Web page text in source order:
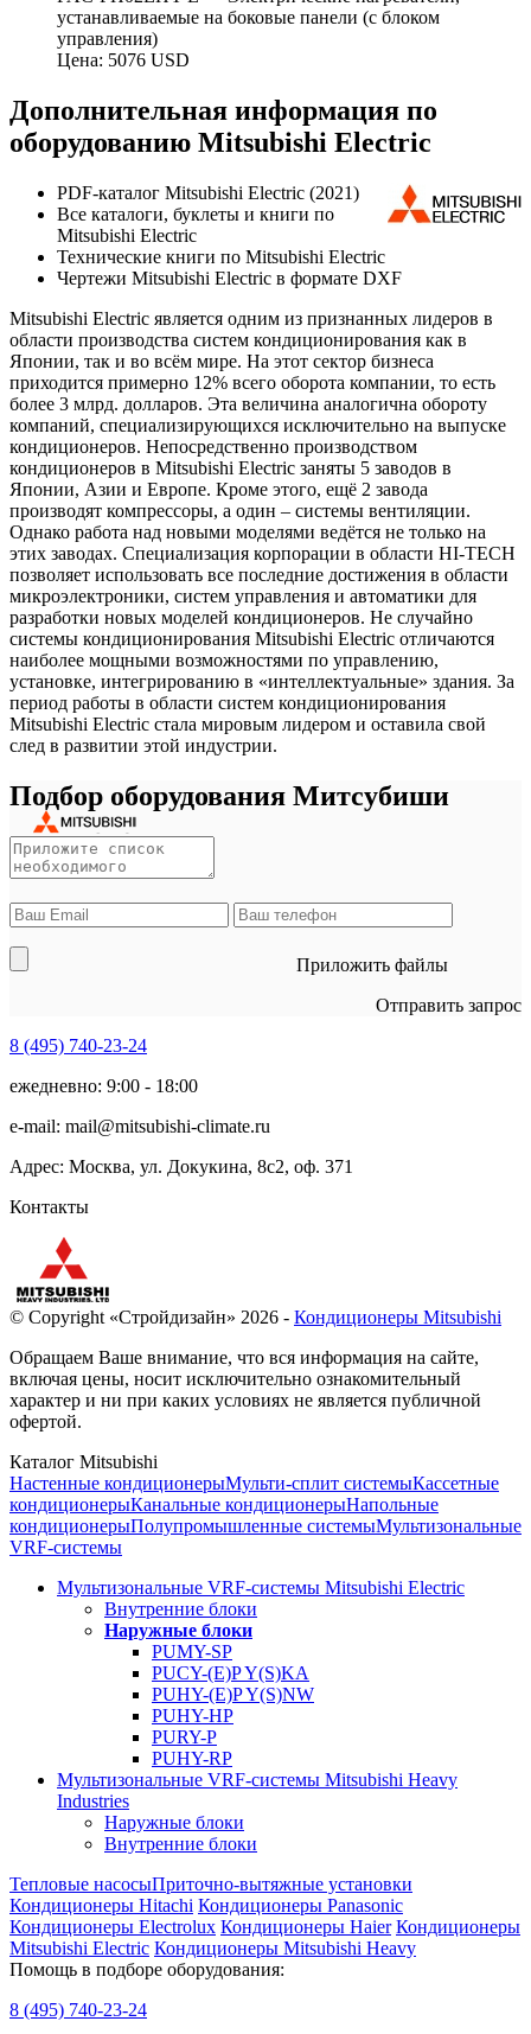
устанавливаемые на боковые панели (с блоком
управления)
Цена: 5076 USD
Дополнительная информация по
оборудованию Mitsubishi Electric
PDF-каталог Mitsubishi Electric (2021)
Все каталоги, буклеты и книги по
Mitsubishi Electric
Технические книги по Mitsubishi Electric
Чертежи Mitsubishi Electric в формате DXF
Mitsubishi Electric является одним из признанных лидеров в
области производства систем кондиционирования как в
Японии, так и во всём мире. На этот сектор бизнеса
приходится примерно 12% всего оборота компании, то есть
более 3 млрд. долларов. Эта величина аналогична обороту
компаний, специализирующихся исключительно на выпуске
кондиционеров. Непосредственно производством
кондиционеров в Mitsubishi Electric заняты 5 заводов в
Японии, Азии и Европе. Кроме этого, ещё 2 завода
производят компрессоры, а один – системы вентиляции.
Однако работа над новыми моделями ведётся не только на
этих заводах. Специализация корпорации в области HI-TECH
позволяет использовать все последние достижения в области
микроэлектроники, систем управления и автоматики для
разработки новых моделей кондиционеров. Не случайно
системы кондиционирования Mitsubishi Electric отличаются
наиболее мощными возможностями по управлению,
установке, интегрированию в «интеллектуальные» здания. За
период работы в области систем кондиционирования
Mitsubishi Electric стала мировым лидером и оставила свой
след в развитии этой индустрии.
Подбор оборудования Митсубиши
Приложить файлы
Отправить запрос
8 (495) 740-23-24
ежедневно: 9:00 - 18:00
e-mail: mail@mitsubishi-climate.ru
Адрес: Москва, ул. Докукина, 8с2, оф. 371
Контакты
© Copyright «Стройдизайн» 2026 - Кондиционеры Mitsubishi
Обращаем Ваше внимание, что вся информация на сайте,
включая цены, носит исключительно ознакомительный
характер и ни при каких условиях не является публичной
офертой.
Каталог Mitsubishi
Настенные кондиционерыМульти-сплит системыКассетные
кондиционерыКанальные кондиционерыНапольные
кондиционерыПолупромышленные системыМультизональные
VRF-системы
Мультизональные VRF-системы Mitsubishi Electric
Внутренние блоки
Наружные блоки
PUMY-SP
PUCY-(E)P Y(S)KA
PUHY-(E)P Y(S)NW
PUHY-HP
PURY-P
PUHY-RP
Мультизональные VRF-системы Mitsubishi Heavy
Industries
Наружные блоки
Внутренние блоки
Тепловые насосыПриточно-вытяжные установки
Кондиционеры Hitachi Кондиционеры Panasonic
Кондиционеры Electrolux Кондиционеры Haier Кондиционеры
Mitsubishi Electric Кондиционеры Mitsubishi Heavy
Помощь в подборе оборудования:
8 (495) 740-23-24